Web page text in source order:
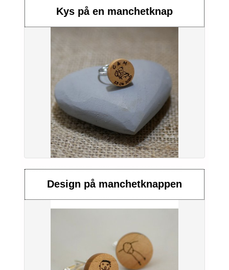
Kys på en manchetknap
Design på manchetknappen